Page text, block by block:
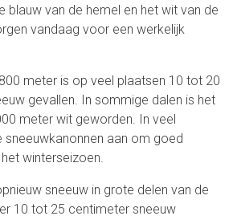
blauw van de hemel en het wit van de
vandaag voor een werkelijk
meter is op veel plaatsen 10 tot 20
gevallen. In sommige dalen is het
meter wit geworden. In veel
sneeuwkanonnen aan om goed
winterseizoen.
sneeuw in grote delen van de
10 tot 25 centimeter sneeuw